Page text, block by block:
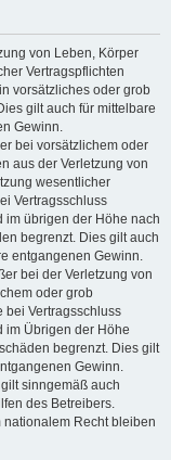
von Leben, Körper
Vertragspflichten
vorsätzliches oder grob
gilt auch für mittelbare
Gewinn.
bei vorsätzlichem oder
aus der Verletzung von
wesentlicher
Vertragsschluss
im übrigen der Höhe nach
begrenzt. Dies gilt auch
entgangenen Gewinn.
bei der Verletzung von
oder grob
bei Vertragsschluss
im Übrigen der Höhe
begrenzt. Dies gilt
Gewinn.
sinngemäß auch
des Betreibers.
Recht bleiben